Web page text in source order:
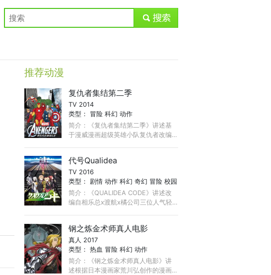
submit
推荐动漫
复仇者集结第二季
TV 2014
类型： 冒险 科幻 动作
简介：《复仇者集结第二季》讲述基
于漫威漫画超级英雄小队复仇者改编,
神,外星人,灵异生物,甚至还有过去的反
派敌人。 ...
代号Qualidea
TV 2016
类型： 剧情 动作 科幻 奇幻 冒险 校园
简介：《QUALIDEA CODE》讲述改
编自相乐总x渡航x橘公司三位人气轻
续战争的世界。数十年前Unknown侵
略时被送往冷冻睡眠设施避难的孩子
们， ...
钢之炼金术师真人电影
真人 2017
类型：热血 冒险 科幻 动作
简介：《钢之炼金术师真人电影》讲
述根据日本漫画家荒川弘创作的漫画